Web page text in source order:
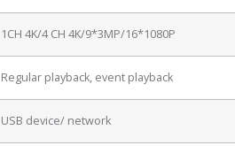
1CH 4K/4 CH 4K/9*3MP/16*1080P
Regular playback, event playback
USB device/ network